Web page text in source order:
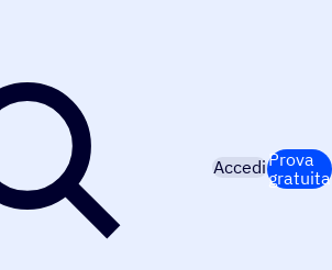
AccediProva
gratuita